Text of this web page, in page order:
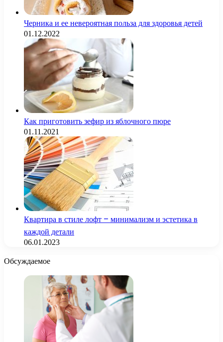
Черника и ее невероятная польза для здоровья детей
01.12.2022
Как приготовить зефир из яблочного пюре
01.11.2021
Квартира в стиле лофт – минимализм и эстетика в
каждой детали
06.01.2023
Обсуждаемое